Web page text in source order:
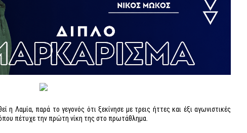
η Λαμία, παρά το γεγονός ότι ξεκίνησε με τρεις ήττες και έξι αγωνιστικές
πέτυχε την πρώτη νίκη της στο πρωτάθλημα.